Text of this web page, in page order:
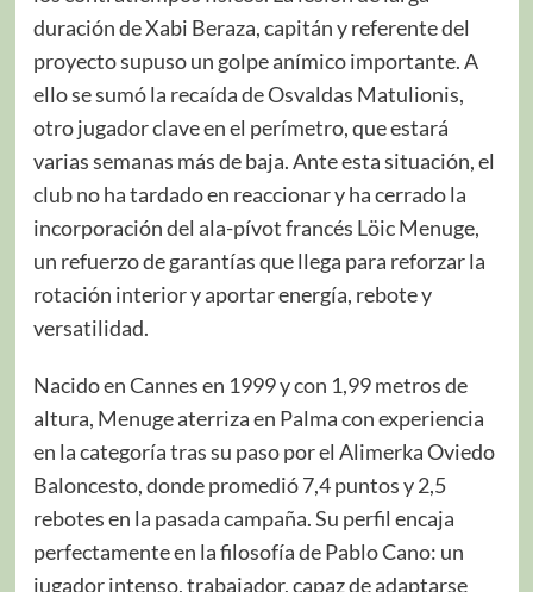
duración de Xabi Beraza, capitán y referente del
proyecto supuso un golpe anímico importante. A
ello se sumó la recaída de Osvaldas Matulionis,
otro jugador clave en el perímetro, que estará
varias semanas más de baja. Ante esta situación, el
club no ha tardado en reaccionar y ha cerrado la
incorporación del ala-pívot francés Löic Menuge,
un refuerzo de garantías que llega para reforzar la
rotación interior y aportar energía, rebote y
versatilidad.
Nacido en Cannes en 1999 y con 1,99 metros de
altura, Menuge aterriza en Palma con experiencia
en la categoría tras su paso por el Alimerka Oviedo
Baloncesto, donde promedió 7,4 puntos y 2,5
rebotes en la pasada campaña. Su perfil encaja
perfectamente en la filosofía de Pablo Cano: un
jugador intenso, trabajador, capaz de adaptarse